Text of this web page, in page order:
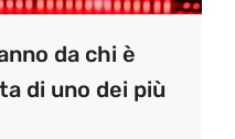
da chi è
di uno dei più